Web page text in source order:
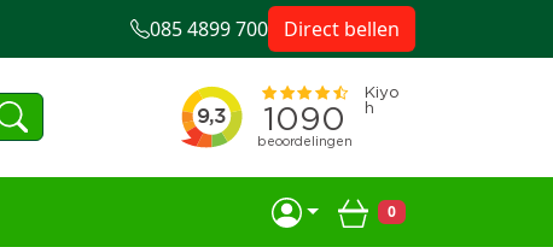
Winkelwagen
0
085 4899 700 Direct bellen